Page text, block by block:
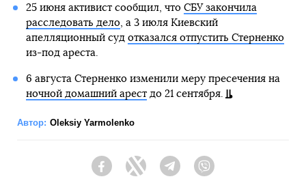
25 июня активист сообщил, что СБУ закончила
расследовать дело, а 3 июля Киевский
апелляционный суд отказался отпустить Стерненко
из-под ареста.
6 августа Стерненко изменили меру пресечения на
ночной домашний арестдо 21 сентября.
Автор: Oleksiy Yarmolenko
FacebookTwitter Telegram